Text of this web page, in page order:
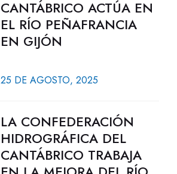
CANTÁBRICO ACTÚA EN
EL RÍO PEÑAFRANCIA
EN GIJÓN
25 DE AGOSTO, 2025
LA CONFEDERACIÓN
HIDROGRÁFICA DEL
CANTÁBRICO TRABAJA